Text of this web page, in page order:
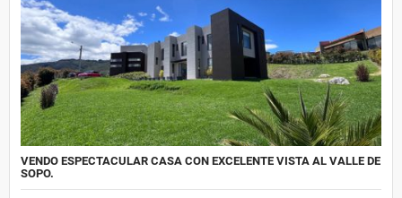
VENDO ESPECTACULAR CASA CON EXCELENTE VISTA AL VALLE DE
SOPO.